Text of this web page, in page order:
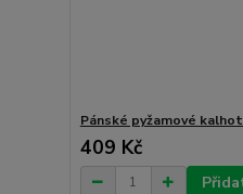
Pánské pyžamové
409 Kč